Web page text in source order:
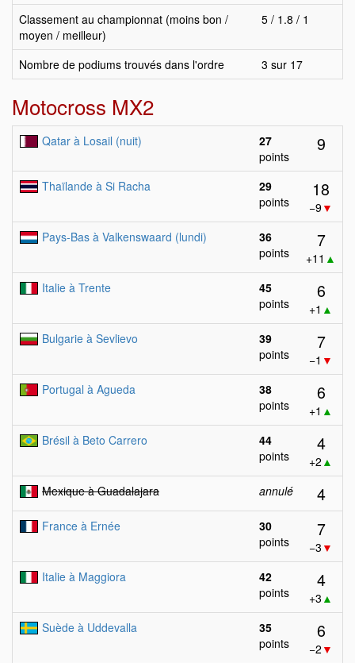
Classement au championnat (moins bon /
moyen / meilleur)
5 / 1.8 / 1
Nombre de podiums trouvés dans l'ordre 3 sur 17
Motocross MX2
Qatar à Losail (nuit)
27
points
9
Thaïlande à Si Racha
29
points
18
−9▼
Pays-Bas à Valkenswaard (lundi)
36
points
7
+11 ▲
Italie à Trente
45
points
6
+1 ▲
Bulgarie à Sevlievo
39
points
7
−1 ▼
Portugal à Agueda
38
points
6
+1 ▲
Brésil à Beto Carrero
44
points
4
+2 ▲
Mexique à Guadalajara
annulé 4
France à Ernée
30
points
7
−3 ▼
Italie à Maggiora
42
points
4
+3 ▲
Suède à Uddevalla
35
points
6
−2 ▼